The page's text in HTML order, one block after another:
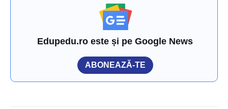
Edupedu.ro este și pe Google News
ABONEAZĂ-TE